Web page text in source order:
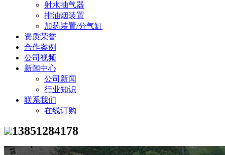
射水抽气器
排油烟装置
加药装置/分气缸
资质荣誉
合作案例
公司视频
新闻中心
公司新闻
行业知识
联系我们
在线订购
13851284178